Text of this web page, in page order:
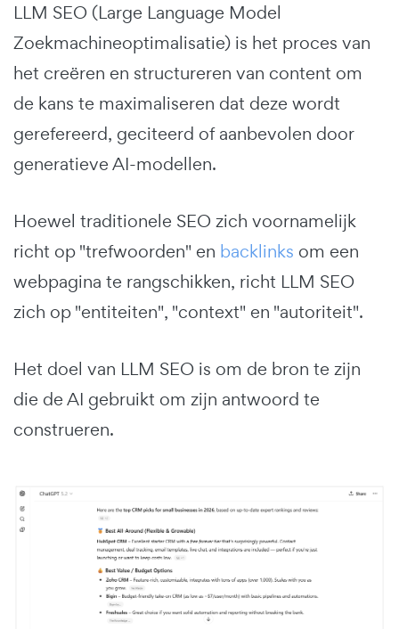
LLM SEO (Large Language Model
Zoekmachineoptimalisatie) is het proces van
het creëren en structureren van content om
de kans te maximaliseren dat deze wordt
gerefereerd, geciteerd of aanbevolen door
generatieve AI-modellen.
Hoewel traditionele SEO zich voornamelijk
richt op "trefwoorden" en backlinks om een
webpagina te rangschikken, richt LLM SEO
zich op "entiteiten", "context" en "autoriteit".
Het doel van LLM SEO is om de bron te zijn
die de AI gebruikt om zijn antwoord te
construeren.